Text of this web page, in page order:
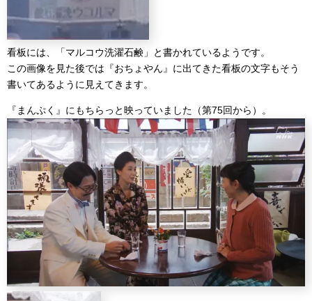
看板には、「マルコウ洗濯石鹸」と書かれているようです。
この画像を見た後では『おちょやん』に出てきた看板の文字もそう
書いてあるように見えてきます。
『まんぷく』にもちらっと映っていました（第75回から）。